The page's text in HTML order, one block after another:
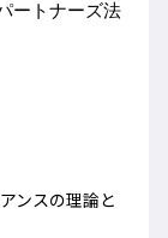
ートナーズ法
ンスの理論と